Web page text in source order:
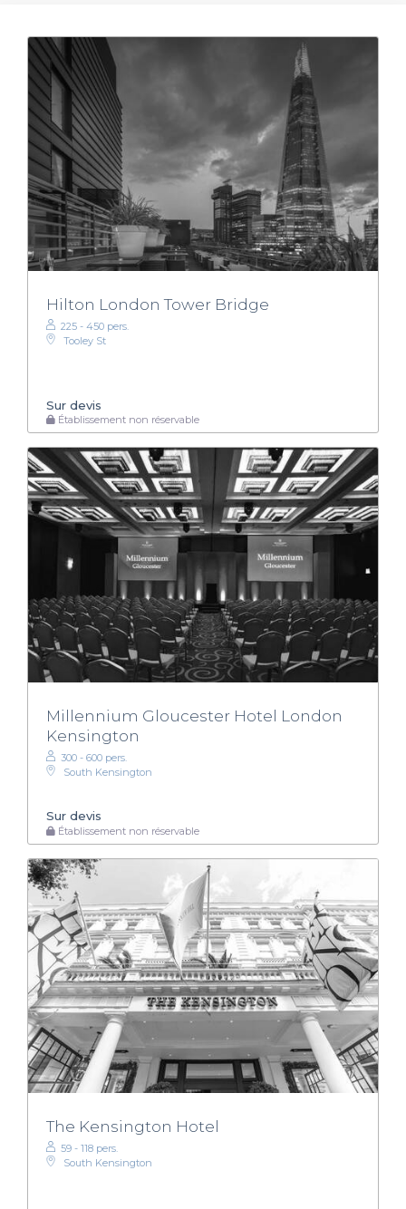
Hilton London Tower Bridge
225 - 450 pers.
Tooley St
Sur devis
Établissement non réservable
Millennium Gloucester Hotel London
Kensington
300 - 600 pers.
South Kensington
Sur devis
Établissement non réservable
The Kensington Hotel
59 - 118 pers.
South Kensington